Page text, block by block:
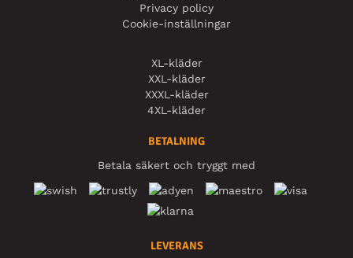
Privacy policy
Cookie-inställningar
XL-kläder
XXL-kläder
XXXL-kläder
4XL-kläder
BETALNING
Betala säkert och tryggt med
LEVERANS